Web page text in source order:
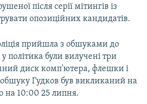
після серії мітингів із
опозиційних кандидатів.
прийшла з обшуками до
у політика були вилучені три
диск комп'ютера, флешки і
Гудков був викликаний на
на 10:00 25 липня.